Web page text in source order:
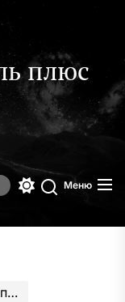
плюс
Поиск
Меню